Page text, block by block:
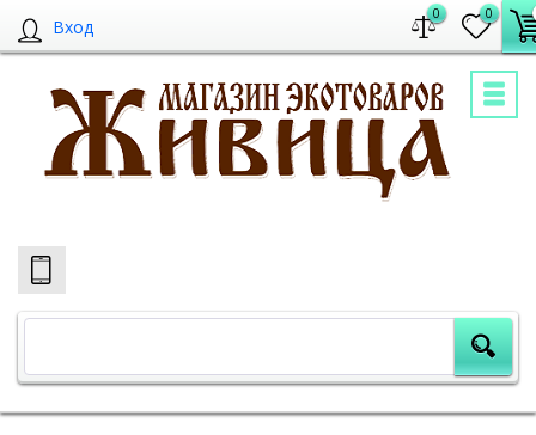
Вход
0 0